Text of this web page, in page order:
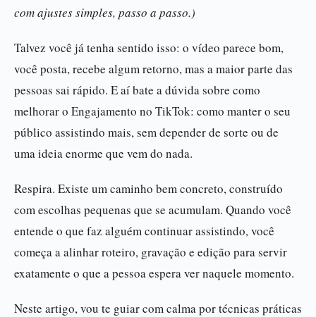
com ajustes simples, passo a passo.)
Talvez você já tenha sentido isso: o vídeo parece bom,
você posta, recebe algum retorno, mas a maior parte das
pessoas sai rápido. E aí bate a dúvida sobre como
melhorar o Engajamento no TikTok: como manter o seu
público assistindo mais, sem depender de sorte ou de
uma ideia enorme que vem do nada.
Respira. Existe um caminho bem concreto, construído
com escolhas pequenas que se acumulam. Quando você
entende o que faz alguém continuar assistindo, você
começa a alinhar roteiro, gravação e edição para servir
exatamente o que a pessoa espera ver naquele momento.
Neste artigo, vou te guiar com calma por técnicas práticas